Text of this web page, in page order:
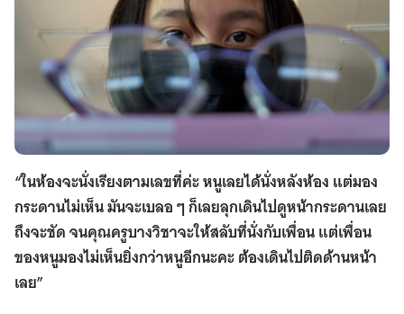
“ในห้องจะนั่งเรียงตามเลขที่ค่ะ หนูเลยได้นั่งหลังห้อง แต่มอง
กระดานไม่เห็น มันจะเบลอ ๆ ก็เลยลุกเดินไปดูหน้ากระดานเลย
ถึงจะชัด จนคุณครูบางวิชาจะให้สลับที่นั่งกับเพื่อน แต่เพื่อน
ของหนูมองไม่เห็นยิ่งกว่าหนูอีกนะคะ ต้องเดินไปติดด้านหน้า
เลย”